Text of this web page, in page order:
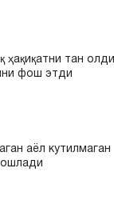
ҳақиқатни тан олди
фош этди
аёл кутилмаган